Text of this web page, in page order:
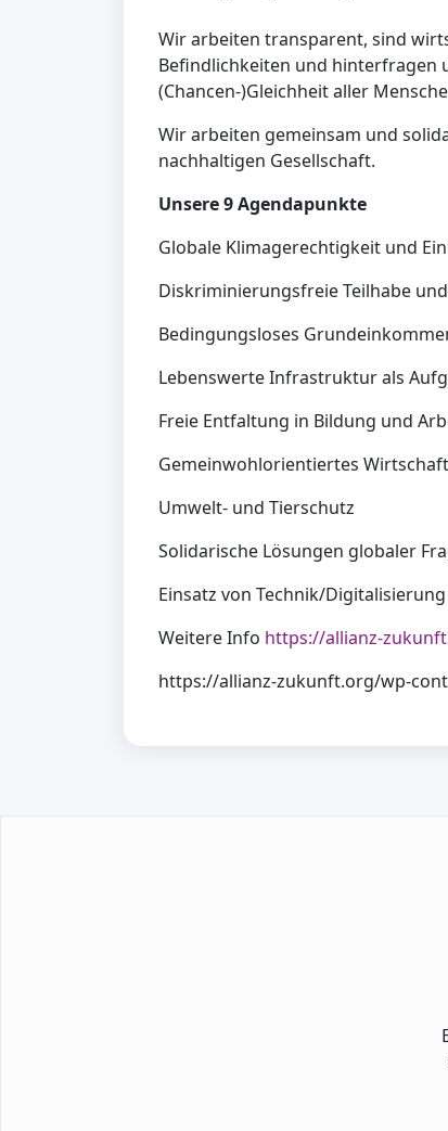
Wir arbeiten transparent, sind
Befindlichkeiten und hinterfragen
(Chancen-)Gleichheit aller
Wir arbeiten gemeinsam und
nachhaltigen Gesellschaft.
Unsere 9 Agendapunkte
Globale Klimagerechtigkeit und
Diskriminierungsfreie Teilhabe
Bedingungsloses
Lebenswerte Infrastruktur als
Freie Entfaltung in Bildung und
Gemeinwohlorientiertes
Umwelt- und Tierschutz
Solidarische Lösungen globaler
Einsatz von Technik/
Weitere Info https://allianz-
https://allianz-zukunft.org/wp-